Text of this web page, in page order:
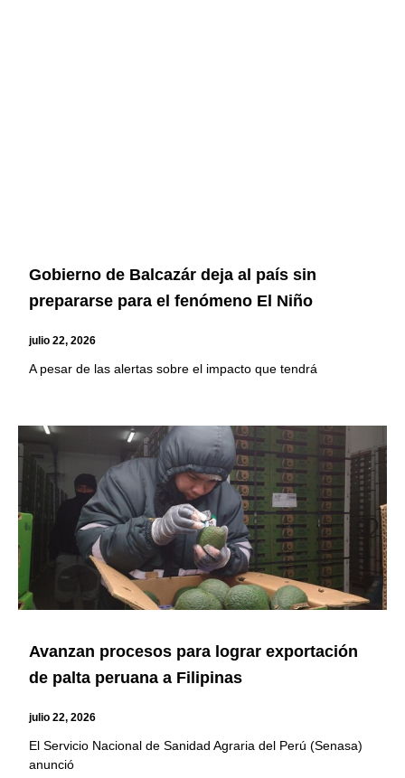
Gobierno de Balcazár deja al país sin
prepararse para el fenómeno El Niño
julio 22, 2026
A pesar de las alertas sobre el impacto que tendrá
Avanzan procesos para lograr exportación
de palta peruana a Filipinas
julio 22, 2026
El Servicio Nacional de Sanidad Agraria del Perú (Senasa)
anunció